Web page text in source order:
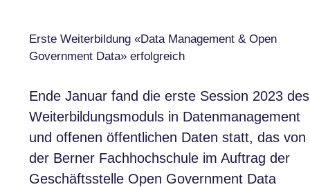
Erste Weiterbildung «Data Management & Open
Government Data» erfolgreich
Ende Januar fand die erste Session 2023 des
Weiterbildungsmoduls in Datenmanagement
und offenen öffentlichen Daten statt, das von
der Berner Fachhochschule im Auftrag der
Geschäftsstelle Open Government Data